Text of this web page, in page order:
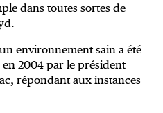
dans toutes sortes de
environnement sain a été
2004 par le président
répondant aux instances